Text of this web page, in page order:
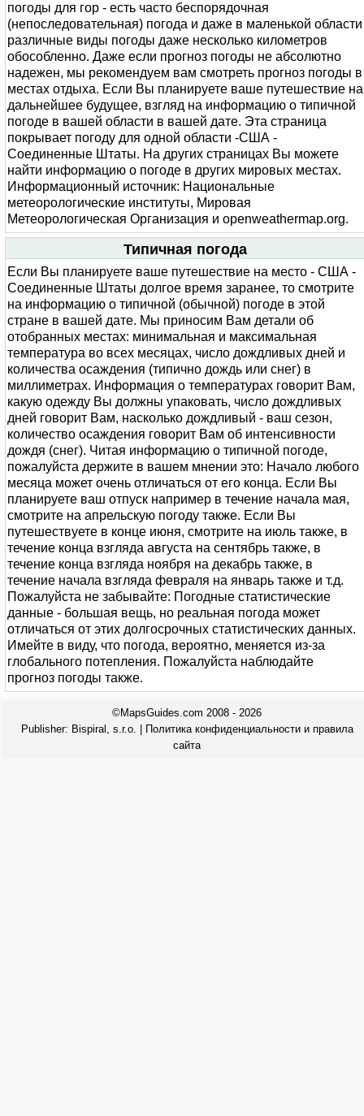
погоды для гор - есть часто беспорядочная
(непоследовательная) погода и даже в маленькой области
различные виды погоды даже несколько километров
обособленно. Даже если прогноз погоды не абсолютно
надежен, мы рекомендуем вам смотреть прогноз погоды в
местах отдыха. Если Вы планируете ваше путешествие на
дальнейшее будущее, взгляд на информацию о типичной
погоде в вашей области в вашей дате. Эта страница
покрывает погоду для одной области -США -
Соединенные Штаты. На других страницах Вы можете
найти информацию о погоде в других мировых местах.
Информационный источник: Национальные
метеорологические институты, Мировая
Метеорологическая Организация и openweathermap.org.
Типичная погода
Если Вы планируете ваше путешествие на место - США -
Соединенные Штаты долгое время заранее, то смотрите
на информацию о типичной (обычной) погоде в этой
стране в вашей дате. Мы приносим Вам детали об
отобранных местах: минимальная и максимальная
температура во всех месяцах, число дождливых дней и
количества осаждения (типично дождь или снег) в
миллиметрах. Информация о температурах говорит Вам,
какую одежду Вы должны упаковать, число дождливых
дней говорит Вам, насколько дождливый - ваш сезон,
количество осаждения говорит Вам об интенсивности
дождя (снег). Читая информацию о типичной погоде,
пожалуйста держите в вашем мнении это: Начало любого
месяца может очень отличаться от его конца. Если Вы
планируете ваш отпуск например в течение начала мая,
смотрите на апрельскую погоду также. Если Вы
путешествуете в конце июня, смотрите на июль также, в
течение конца взгляда августа на сентябрь также, в
течение конца взгляда ноября на декабрь также, в
течение начала взгляда февраля на январь также и т.д.
Пожалуйста не забывайте: Погодные статистические
данные - большая вещь, но реальная погода может
отличаться от этих долгосрочных статистических данных.
Имейте в виду, что погода, вероятно, меняется из-за
глобального потепления. Пожалуйста наблюдайте
прогноз погоды также.
©MapsGuides.com 2008 - 2026
Publisher: Bispiral, s.r.o.
Политика конфиденциальности и правила
сайта